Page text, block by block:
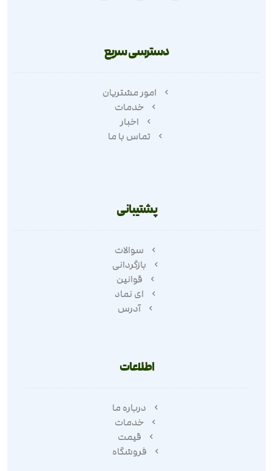
دسترسی سریع
امور مشتریان
خدمات
اخبار
تماس با ما
پشتیبانی
سوالات
بازگردانی
قوانین
ای نماد
آدرس
اطلاعات
درباره ما
خدمات
قیمت
فروشگاه